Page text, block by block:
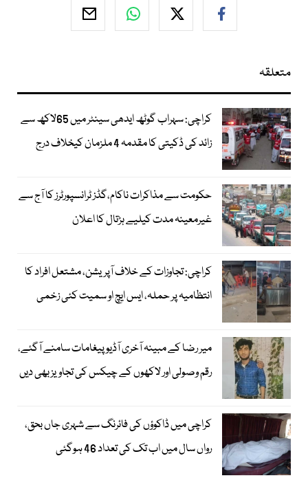
متعلقہ
کراچی: سہراب گوٹھ ایدھی سینٹر میں 65لاکھ سے
زائد کی ڈکیتی کا مقدمہ 4 ملزمان کیخلاف درج
حکومت سے مذاکرات ناکام،گڈز ٹرانسپورٹرز کا آج سے
غیرمعینہ مدت کیلیے ہڑتال کا اعلان
کراچی: تجاوزات کے خلاف آپریشن، مشتعل افراد کا
انتظامیہ پر حملہ، ایس ایچ او سمیت کئی زخمی
میر رضا کے مبینہ آخری آڈیو پیغامات سامنے آگئے،
رقم وصولی اور لاکھوں کے چیکس کی تجاویز بھی دیں
کراچی میں ڈاکوؤں کی فائرنگ سے شہری جاں بحق،
رواں سال میں اب تک کی تعداد 46 ہوگئی